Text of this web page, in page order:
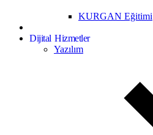
KURGAN Eğitimi
Dijital Hizmetler
Yazılım